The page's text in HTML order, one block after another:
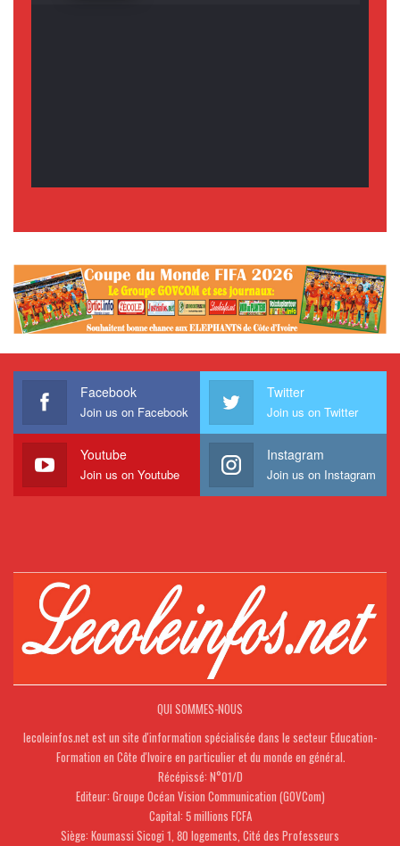
Facebook
Join us on Facebook
Twitter
Join us on Twitter
Youtube
Join us on Youtube
Instagram
Join us on Instagram
QUI SOMMES-NOUS
lecoleinfos.net est un site d'information spécialisée dans le secteur Education-
Formation en Côte d'Ivoire en particulier et du monde en général.
Récépissé: N°01/D
Editeur: Groupe Océan Vision Communication (GOVCom)
Capital: 5 millions FCFA
Siège: Koumassi Sicogi 1, 80 logements, Cité des Professeurs